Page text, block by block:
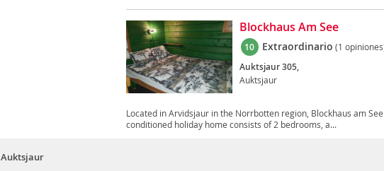
Blockhaus Am See
10 Extraordinario (1
Auktsjaur 305,
Auktsjaur
Located in Arvidsjaur in the Norrbotten region, Blockhaus am
conditioned holiday home consists of 2 bedrooms, a...
Auktsjaur